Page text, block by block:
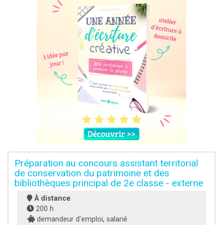
Préparation au concours assistant territorial
de conservation du patrimoine et des
bibliothèques principal de 2e classe - externe
À distance
200 h
demandeur d’emploi, salarié